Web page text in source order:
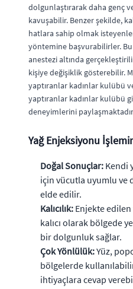
dolgunlaştırarak daha genç
kavuşabilir. Benzer şekilde,
hatlara sahip olmak
yöntemine başvurabilirler.
anestezi altında
kişiye değişiklik gösterebilir.
yaptıranlar kadınlar kulübü
yaptıranlar kadınlar kulübü
deneyimlerini
Yağ Enjeksiyonu
Doğal Sonuçlar: Kendi
için vücutla uyumlu ve
elde edilir.
Kalıcılık: Enjekte edilen
kalıcı olarak bölgede
bir dolgunluk sağlar.
Çok Yönlülük:Yüz,
bölgelerde
ihtiyaçlara cevap